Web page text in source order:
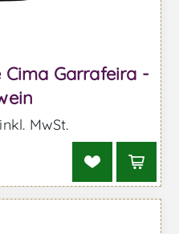
Cima Garrafeira -
MwSt.